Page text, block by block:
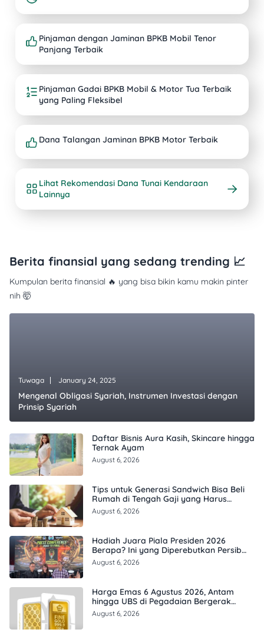
Pinjaman dengan Jaminan BPKB Mobil Tenor
Panjang Terbaik
Pinjaman Gadai BPKB Mobil & Motor Tua Terbaik
yang Paling Fleksibel
Dana Talangan Jaminan BPKB Motor Terbaik
Lihat Rekomendasi Dana Tunai Kendaraan
Lainnya
Berita finansial yang sedang trending 📈
Kumpulan berita finansial 🔥 yang bisa bikin kamu makin pinter
nih 🤯
Tuwaga January 24, 2025
Mengenal Obligasi Syariah, Instrumen Investasi dengan
Prinsip Syariah
Daftar Bisnis Aura Kasih, Skincare hingga
Ternak Ayam
August 6, 2026
Tips untuk Generasi Sandwich Bisa Beli
Rumah di Tengah Gaji yang Harus
Terbagi
August 6, 2026
Hadiah Juara Piala Presiden 2026
Berapa? Ini yang Diperebutkan Persib
dan Persebaya
August 6, 2026
Harga Emas 6 Agustus 2026, Antam
hingga UBS di Pegadaian Bergerak
Berapa?
August 6, 2026